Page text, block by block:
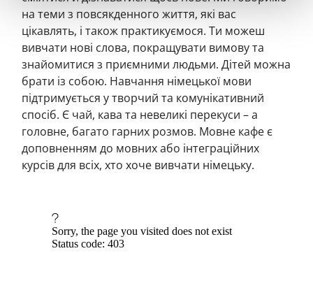
на теми з повсякденного життя, які вас
цікавлять, і також практикуємося. Ти можеш
вивчати нові слова, покращувати вимову та
знайомитися з приємними людьми. Дітей можна
брати із собою. Навчання німецької мови
підтримується у творчий та комунікативний
спосіб. Є чай, кава та невеликі перекуси – а
головне, багато гарних розмов. Мовне кафе є
доповненням до мовних або інтеграційних
курсів для всіх, хто хоче вивчати німецьку.